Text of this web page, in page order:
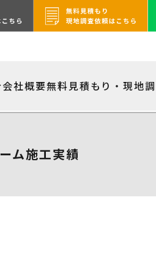
会社概要無料見積もり・現地
ム施工実績